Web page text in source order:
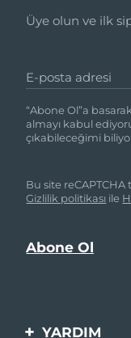
Üye olun ve ilk
E-posta adresi
“Abone Ol”a
almayı kabul
çıkabileceğimi
Bu site reCAPTCHA
Gizlilik politikası ile
YARDIM